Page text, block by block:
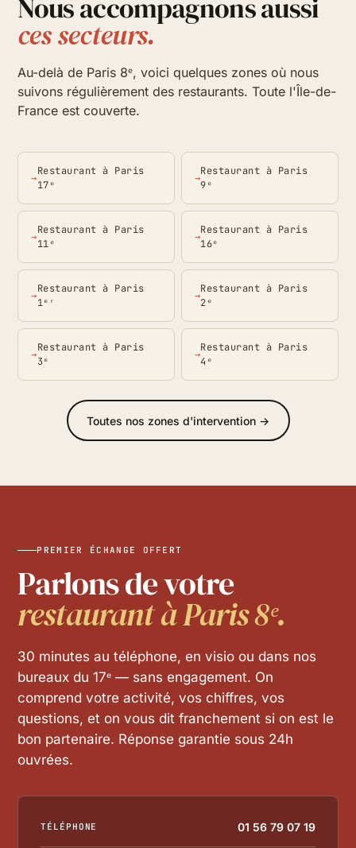
Nous accompagnons aussi
ces secteurs.
Au-delà de Paris 8ᵉ, voici quelques zones où nous
suivons régulièrement des restaurants. Toute l'Île-de-
France est couverte.
Restaurant à Paris
17ᵉ
Restaurant à Paris
9ᵉ
Restaurant à Paris
11ᵉ
Restaurant à Paris
16ᵉ
Restaurant à Paris
1ᵉʳ
Restaurant à Paris
2ᵉ
Restaurant à Paris
3ᵉ
Restaurant à Paris
4ᵉ
Toutes nos zones d'intervention →
PREMIER ÉCHANGE OFFERT
Parlons de votre
restaurant à Paris 8ᵉ.
30 minutes au téléphone, en visio ou dans nos
bureaux du 17ᵉ — sans engagement. On
comprend votre activité, vos chiffres, vos
questions, et on vous dit franchement si on est le
bon partenaire. Réponse garantie sous 24h
ouvrées.
TÉLÉPHONE 01 56 79 07 19